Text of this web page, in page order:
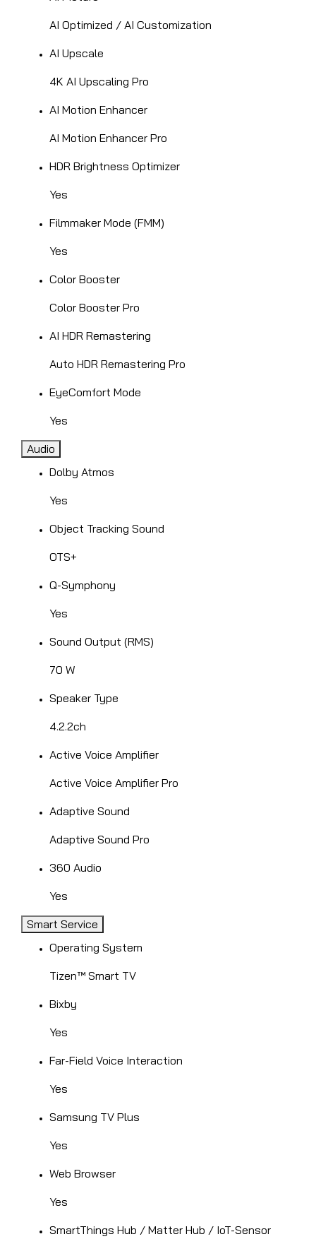
AI Optimized / AI Customization
AI Upscale
4K AI Upscaling Pro
AI Motion Enhancer
AI Motion Enhancer Pro
HDR Brightness Optimizer
Yes
Filmmaker Mode (FMM)
Yes
Color Booster
Color Booster Pro
AI HDR Remastering
Auto HDR Remastering Pro
EyeComfort Mode
Yes
Audio
Dolby Atmos
Yes
Object Tracking Sound
OTS+
Q-Symphony
Yes
Sound Output (RMS)
70 W
Speaker Type
4.2.2ch
Active Voice Amplifier
Active Voice Amplifier Pro
Adaptive Sound
Adaptive Sound Pro
360 Audio
Yes
Smart Service
Operating System
Tizen™ Smart TV
Bixby
Yes
Far-Field Voice Interaction
Yes
Samsung TV Plus
Yes
Web Browser
Yes
SmartThings Hub / Matter Hub / IoT-Sensor